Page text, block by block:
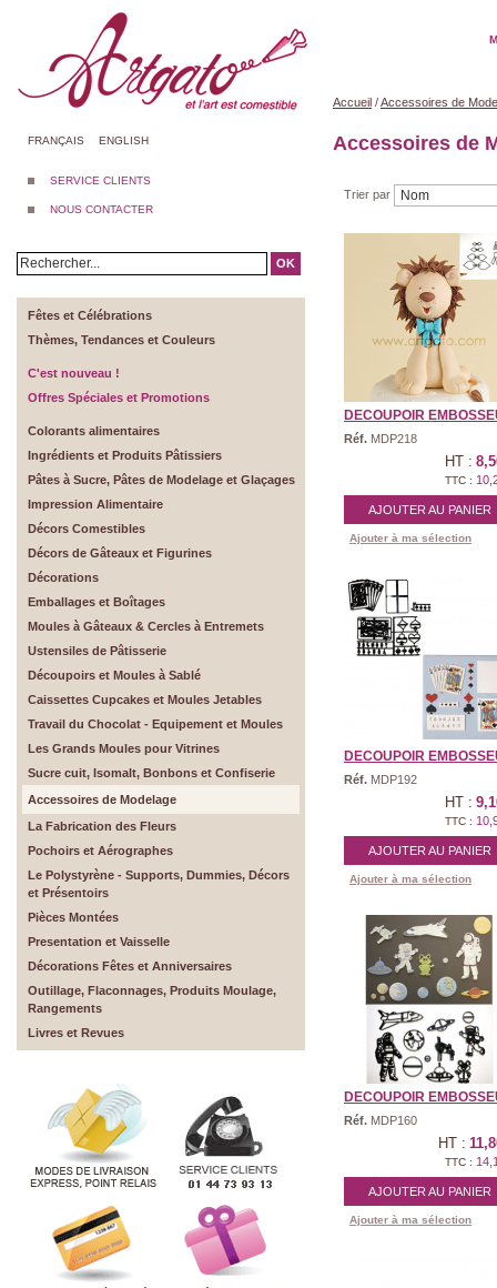
FRANÇAIS ENGLISH
SERVICE CLIENTS
NOUS CONTACTER
OK
Fêtes et Célébrations
Thèmes, Tendances et Couleurs
C'est nouveau !
Offres Spéciales et Promotions
Colorants alimentaires
Ingrédients et Produits Pâtissiers
Pâtes à Sucre, Pâtes de Modelage et Glaçages
Impression Alimentaire
Décors Comestibles
Décors de Gâteaux et Figurines
Décorations
Emballages et Boîtages
Moules à Gâteaux & Cercles à Entremets
Ustensiles de Pâtisserie
Découpoirs et Moules à Sablé
Caissettes Cupcakes et Moules Jetables
Travail du Chocolat - Equipement et Moules
Les Grands Moules pour Vitrines
Sucre cuit, Isomalt, Bonbons et Confiserie
Accessoires de Modelage
La Fabrication des Fleurs
Pochoirs et Aérographes
Le Polystyrène - Supports, Dummies, Décors
et Présentoirs
Pièces Montées
Presentation et Vaisselle
Décorations Fêtes et Anniversaires
Outillage, Flaconnages, Produits Moulage,
Rangements
Livres et Revues
Accueil /Accessoires de
Accessoires de
Trier par
DECOUPOIR
Réf. MDP218
HT :
TTC :
AJOUTER AU PANIER
Ajouter à ma sélection
DECOUPOIR
Réf. MDP192
HT :
TTC :
AJOUTER AU PANIER
Ajouter à ma sélection
DECOUPOIR
Réf. MDP160
HT :
TTC :
AJOUTER AU PANIER
Ajouter à ma sélection